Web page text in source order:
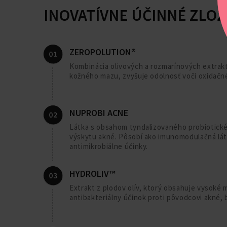
INOVATÍVNE ÚČINNÉ
ZEROPOLUTION®
Kombinácia olivových a rozmarínových
kožného mazu, zvyšuje odolnosť voči
NUPROBI ACNE
Látka s obsahom tyndalizovaného
výskytu akné. Pôsobí ako imunomodulačná
antimikrobiálne účinky.
HYDROLIV™
Extrakt z plodov olív, ktorý obsahuje vysoké
antibakteriálny účinok proti pôvodcovi akné,